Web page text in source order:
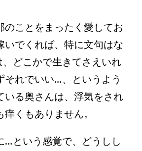
のことをまったく愛してお
いでくれば、特に文句はな
どこかで生きてさえいれ
それでいい…、というよう
いる奥さんは、浮気をされ
くもありません。
…という感覚で、どうしし